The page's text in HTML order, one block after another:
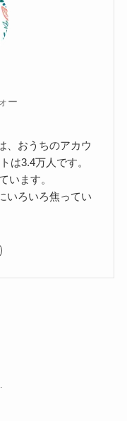
ー
、おうちのアカウ
は3.4万人です。
います。
いろいろ焦ってい